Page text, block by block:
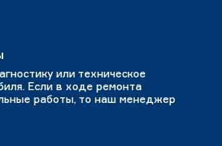
или техническое
Если в ходе ремонта
работы, то наш менеджер